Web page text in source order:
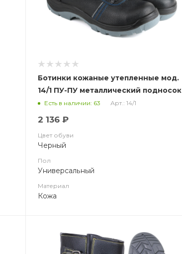
Ботинки кожаные утепленные мод.
14/1 ПУ-ПУ металлический подносок
Есть в наличии: 63 Арт.: 14/1
2 136 ₽
Цвет обуви
Черный
Пол
Универсальный
Материал
Кожа